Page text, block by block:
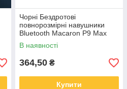
Чорні Бездротові
повнорозмірні навушники
Bluetooth Macaron P9 Max
В наявності
364,50 ₴
Купити